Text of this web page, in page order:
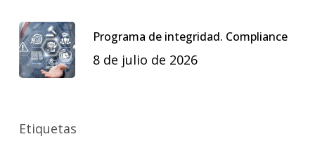
Programa de integridad. Compliance
8 de julio de 2026
Etiquetas